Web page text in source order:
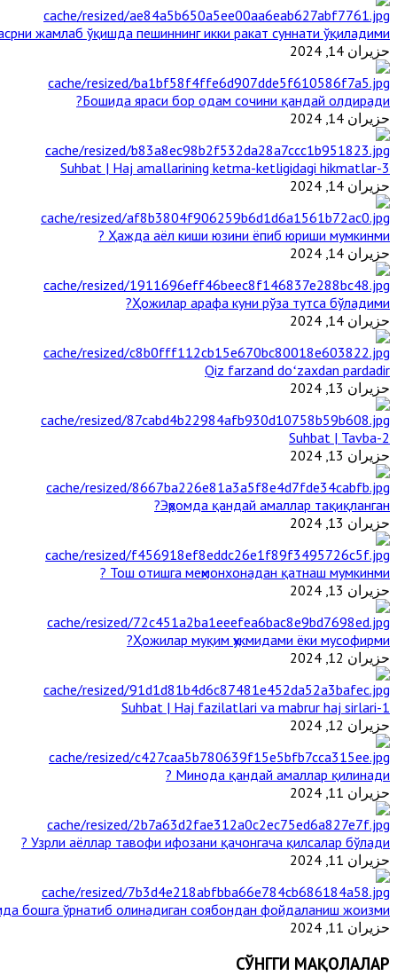
жамлаб ўқишда пешиннинг икки ракат суннати ўқиладими?
حزيران 14, 2024
Бошида яраси бор одам сочини қандай олдиради?
حزيران 14, 2024
3-Suhbat | Haj amallarining ketma-ketligidagi hikmatlar
حزيران 14, 2024
Ҳажда аёл киши юзини ёпиб юриши мумкинми ?
حزيران 14, 2024
Ҳожилар арафа куни рўза тутса бўладими?
حزيران 14, 2024
Qiz farzand doʻzaxdan pardadir
حزيران 13, 2024
2-Suhbat | Tavba
حزيران 13, 2024
Эҳромда қандай амаллар тақиқланган?
حزيران 13, 2024
Тош отишга меҳмонхонадан қатнаш мумкинми ?
حزيران 13, 2024
Ҳожилар муқим ҳукмидами ёки мусофирми?
حزيران 12, 2024
1-Suhbat | Haj fazilatlari va mabrur haj sirlari
حزيران 12, 2024
Минода қандай амаллар қилинади ?
حزيران 11, 2024
Узрли аёллар тавофи ифозани қачонгача қилсалар бўлади ?
حزيران 11, 2024
бошга ўрнатиб олинадиган соябондан фойдаланиш жоизми ?
حزيران 11, 2024
СЎНГГИ МАҚОЛАЛАР